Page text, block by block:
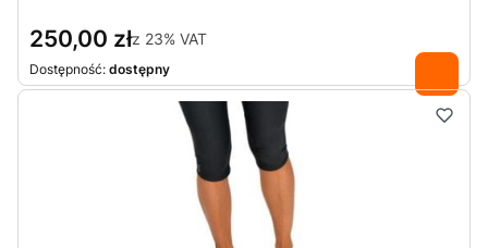
250,00 złz 23% VAT
Dostępność: dostępny